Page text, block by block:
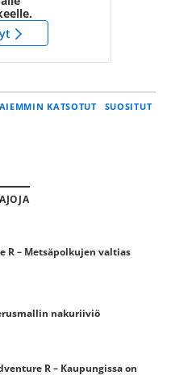
AIEMMIN KATSOTUT SUOSITUT
R – Metsäpolkujen valtias
nakuriiviö
R – Kaupungissa on